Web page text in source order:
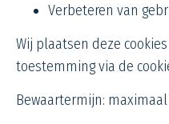
Verbeteren van
Wij plaatsen deze
toestemming via de
Bewaartermijn: